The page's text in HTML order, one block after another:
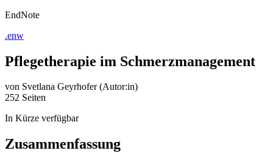
EndNote
.enw
Pflegetherapie im Schmerzmanagement
von Svetlana Geyrhofer (Autor:in)
252 Seiten
In Kürze verfügbar
Zusammenfassung